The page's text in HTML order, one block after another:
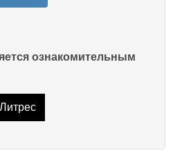
ознакомительным